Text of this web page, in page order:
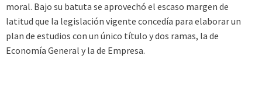
moral. Bajo su batuta se aprovechó el escaso margen de
latitud que la legislación vigente concedía para elaborar un
plan de estudios con un único título y dos ramas, la de
Economía General y la de Empresa.